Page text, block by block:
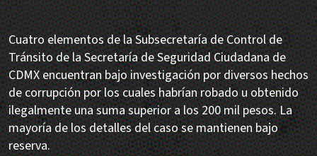
Cuatro elementos de la Subsecretaría de Control de
Tránsito de la Secretaría de Seguridad Ciudadana de
CDMX encuentran bajo investigación por diversos hechos
de corrupción por los cuales habrían robado u obtenido
ilegalmente una suma superior a los 200 mil pesos. La
mayoría de los detalles del caso se mantienen bajo
reserva.